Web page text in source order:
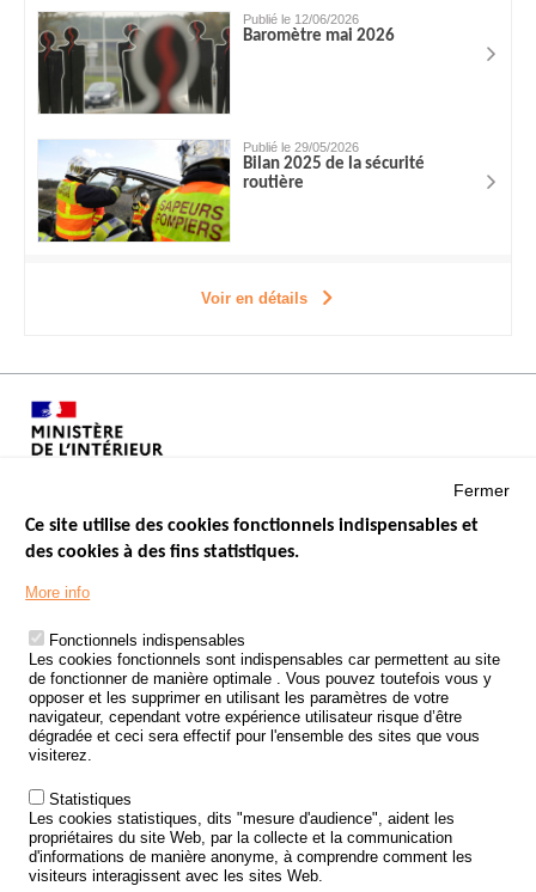
Publié le 12/06/2026
Baromètre mai 2026
Publié le 29/05/2026
Bilan 2025 de la sécurité
routière
Voir en détails
Menu
Footer
LES SITES PUBLICS
ÉTAT DE L’INSÉCURITÉ ROUTIÈRE
TRAITEMENT DES DONNÉES PERSONNELLES DES ACCIDENTS DE
LA ROUTE
ETUDES ET RECHERCHES
APPEL À PROJETS
POLITIQUE DE SÉCURITÉ ROUTIÈRE
Outils
AGENDA
Fermer
Ce site utilise des cookies fonctionnels indispensables et
des cookies à des fins statistiques.
More info
Fonctionnels indispensables
Les cookies fonctionnels sont indispensables car permettent au site
de fonctionner de manière optimale . Vous pouvez toutefois vous y
opposer et les supprimer en utilisant les paramètres de votre
navigateur, cependant votre expérience utilisateur risque d’être
dégradée et ceci sera effectif pour l'ensemble des sites que vous
visiterez.
Statistiques
Les cookies statistiques, dits "mesure d'audience", aident les
propriétaires du site Web, par la collecte et la communication
d'informations de manière anonyme, à comprendre comment les
visiteurs interagissent avec les sites Web.